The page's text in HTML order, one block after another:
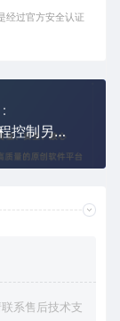
经过官方安全认证，保障
手机远程控制另外一台手机(手机远程监控手机屏幕)
系售后技术支